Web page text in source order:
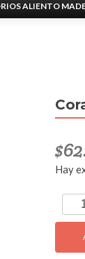
ALIENTO
$
Hay
Cora
by